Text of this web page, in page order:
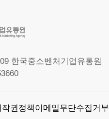
한국중소벤처기업유통원
작권정책이메일무단수집거부